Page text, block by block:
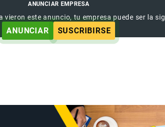
ANUNCIAR EMPRESA
vieron este anuncio, tu empresa puede ser la
ANUNCIAR SUSCRIBIRSE